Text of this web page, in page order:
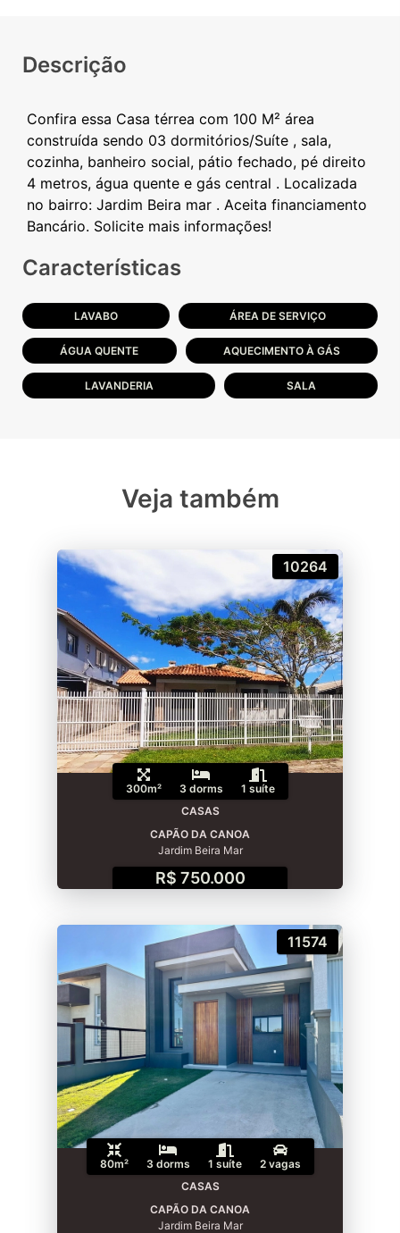
Descrição
Confira essa Casa térrea com 100 M² área
construída sendo 03 dormitórios/Suíte , sala,
cozinha, banheiro social, pátio fechado, pé direito
4 metros, água quente e gás central . Localizada
no bairro: Jardim Beira mar . Aceita financiamento
Características
LAVABO ÁREA DE SERVIÇO
ÁGUA QUENTE AQUECIMENTO À GÁS
LAVANDERIA SALA
Veja também
10264
300m² 3 dorms
1 suíte
CASAS
CAPÃO DA CANOA
Jardim Beira Mar
R$ 750.000
11574
80m² 3 dorms 1 suíte
2 vagas
CASAS
CAPÃO DA CANOA
Jardim Beira Mar